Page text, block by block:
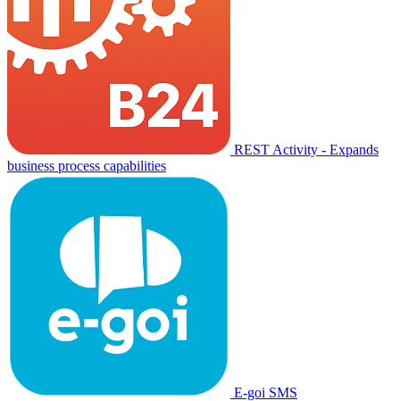
REST Activity - Expands
business process capabilities
E-goi SMS